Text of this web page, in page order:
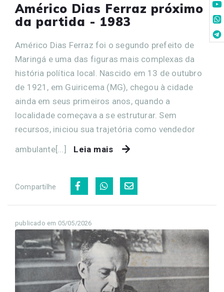
Américo Dias Ferraz próximo
da partida - 1983
Américo Dias Ferraz foi o segundo prefeito de
Maringá e uma das figuras mais complexas da
história política local. Nascido em 13 de outubro
de 1921, em Guiricema (MG), chegou à cidade
ainda em seus primeiros anos, quando a
localidade começava a se estruturar. Sem
recursos, iniciou sua trajetória como vendedor
ambulante[...]
Leia mais
Compartilhe
publicado em 05/05/2026